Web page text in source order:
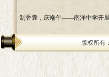
制香囊，庆端午——南洋中学开展
版权所有